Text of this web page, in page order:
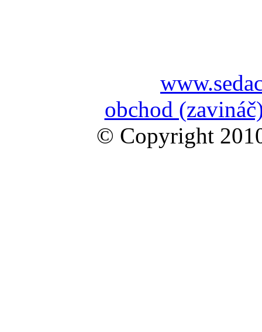
obchod
© Copyright